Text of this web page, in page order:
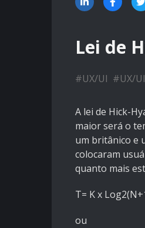
Lei de
#UX/UI #UX/UI
A lei de Hick-
maior será o
um britânico e
colocaram
quanto mais
T= K x
ou